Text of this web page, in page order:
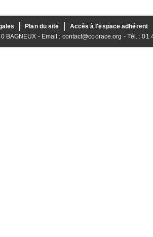
Plan du site
Accès à l'espace adhérent
BAGNEUX - Email : contact@coorace.org - Tél. : 01